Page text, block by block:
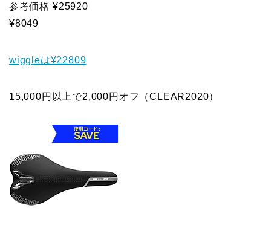
参考価格 ¥25920
¥8049
wiggleは¥22809
15,000円以上で2,000円オフ（CLEAR2020）